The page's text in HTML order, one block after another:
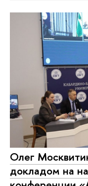
Олег
докладом на